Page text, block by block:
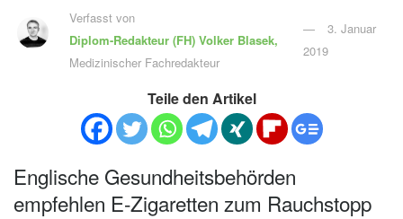
Verfasst von
Diplom-Redakteur (FH)Volker Blasek,
Medizinischer Fachredakteur
3. Januar
2019
Teile den Artikel
Englische Gesundheitsbehörden
empfehlen E-Zigaretten zum Rauchstopp